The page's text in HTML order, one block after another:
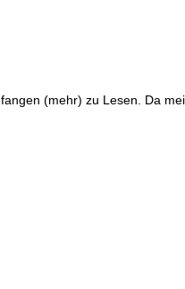
(mehr) zu Lesen. Da